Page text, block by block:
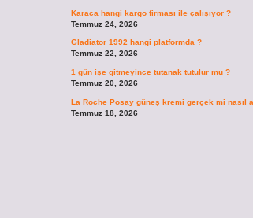
Karaca hangi kargo firması ile çalışıyor ?
Temmuz 24, 2026
Gladiator 1992 hangi platformda ?
Temmuz 22, 2026
1 gün işe gitmeyince tutanak tutulur mu ?
Temmuz 20, 2026
La Roche Posay güneş kremi gerçek mi nasıl
Temmuz 18, 2026